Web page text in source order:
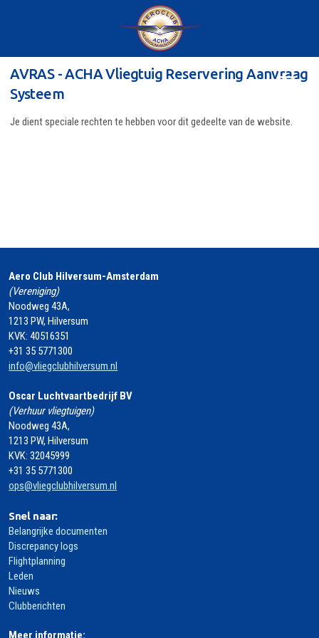
AVRAS - ACHA Vliegtuig Reservering Aanvraag
Systeem
Je dient speciale rechten te hebben voor dit gedeelte van de website.
Aero Club Hilversum-Amsterdam
(Vereniging)
Noodweg 43A,
1213 PW, Hilversum
KVK: 40516351
+31 35 5771300
info@vliegclubhilversum.nl
Oscar Luchtvaartbedrijf BV
(Verhuur vliegtuigen)
Noodweg 43A,
1213 PW, Hilversum
KVK: 32045999
+31 35 5771300
ops@vliegclubhilversum.nl
Snel naar:
Belangrijke documenten
Discrepancy logs
Flightplanning
Leden
Nieuws
Clubberichten
Meer informatie: